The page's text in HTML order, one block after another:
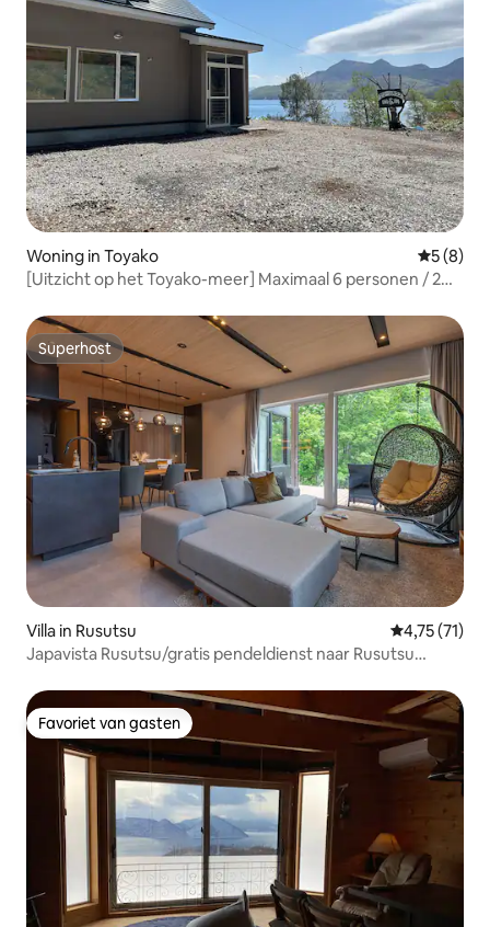
Woning in Toyako
5 (8)
[Uitzicht op het Toyako-meer] Maximaal 6 personen / 2
65-inch tv / bed met verwarming / badkuip in de
openlucht / bank in de buitenlucht
Superhost
Superhost
Villa in Rusutsu Gemiddelde
4,75 (71)
Japavista Rusutsu/gratis pendeldienst naar Rusutsu
Favoriet van gasten
Favoriet van gasten